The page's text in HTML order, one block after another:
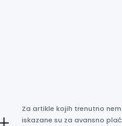
Za artikle kojih trenutno
iskazane su za avansno